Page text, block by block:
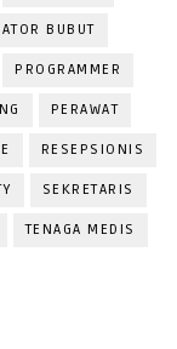
BUBUT
PROGRAMMER
PERAWAT
RESEPSIONIS
SEKRETARIS
TENAGA MEDIS